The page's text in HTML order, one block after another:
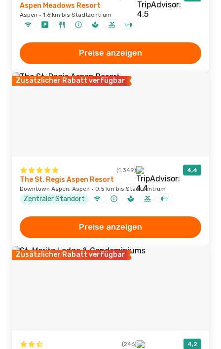
Aspen Meadows Resort
Aspen · 1,6 km bis Stadtzentrum
Preise anzeigen
Zusätzlicher Rabatt verfügbar
(1.349) 4,4
The St. Regis Aspen Resort
Downtown Aspen, Aspen · 0,5 km bis Stadtzentrum
Zentraler Standort
Preise anzeigen
Zusätzlicher Rabatt verfügbar
(246) 4,2